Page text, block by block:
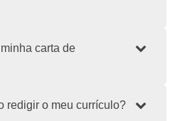
carta de
redigir o meu currículo?